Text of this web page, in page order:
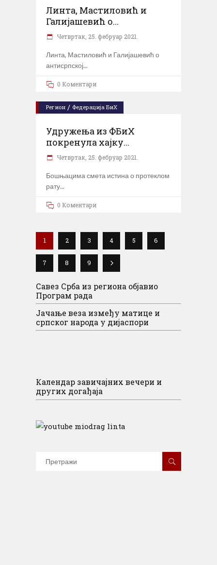
Линта, Мастиловић и
Галијашевић о...
Четвртак, 25. фебруар 2021.
Линта, Мастиловић и Галијашевић о
антисрпској
0 Коментари
Регион / Федерација БиХ
Удружења из ФБиХ
покренула хајку...
Четвртак, 25. фебруар 2021.
Бошњацима смета истина о протеклом
рату
0 Коментари
1 2 3 4 5 6
7 8 9
Савез Срба из региона објавио
Програм рада
Јачање веза између матице и
српског народа у дијаспори
Календар завичајних вечери и
других догађаја